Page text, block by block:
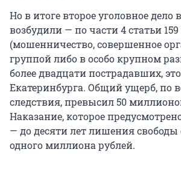
Но в итоге второе уголовное дело
возбудили — по части 4 статьи
(мошенничество, совершенное
группой либо в особо крупном
более двадцати пострадавших,
Екатеринбурга. Общий ущерб, по
следствия, превысил 50
Наказание, которое
— до десяти лет лишения
одного миллиона рублей.